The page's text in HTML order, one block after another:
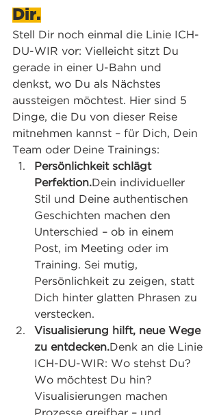
Dir.
Stell Dir noch einmal die Linie ICH-
DU-WIR vor: Vielleicht sitzt Du
gerade in einer U-Bahn und
denkst, wo Du als Nächstes
aussteigen möchtest. Hier sind 5
Dinge, die Du von dieser Reise
mitnehmen kannst – für Dich, Dein
Team oder Deine Trainings:
Persönlichkeit schlägt
Perfektion.Dein individueller
Stil und Deine authentischen
Geschichten machen den
Unterschied – ob in einem
Post, im Meeting oder im
Training. Sei mutig,
Persönlichkeit zu zeigen, statt
Dich hinter glatten Phrasen zu
verstecken.
Visualisierung hilft, neue Wege
zu entdecken.Denk an die Linie
ICH-DU-WIR: Wo stehst Du?
Wo möchtest Du hin?
Visualisierungen machen